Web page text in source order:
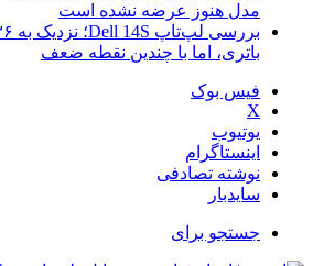
مدل هنوز عرضه نشده است
باتری، اما با چندین نقطه ضعف
فیس بوک
X
یوتیوب
اینستاگرام
نوشته تصادفی
سایدبار
جستجو برای